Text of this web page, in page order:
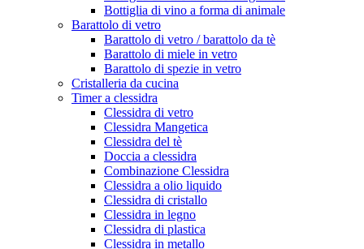
Bottiglia di vino a forma di animale
Barattolo di vetro
Barattolo di vetro / barattolo da tè
Barattolo di miele in vetro
Barattolo di spezie in vetro
Cristalleria da cucina
Timer a clessidra
Clessidra di vetro
Clessidra Mangetica
Clessidra del tè
Doccia a clessidra
Combinazione Clessidra
Clessidra a olio liquido
Clessidra di cristallo
Clessidra in legno
Clessidra di plastica
Clessidra in metallo